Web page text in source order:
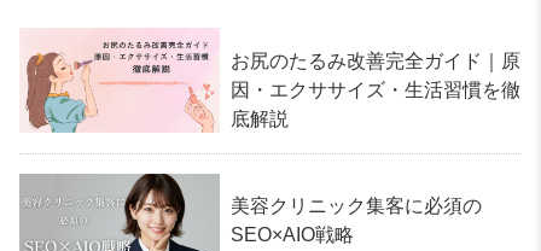
お尻のたるみ改善完全ガイド｜原
因・エクササイズ・生活習慣を徹
底解説
美容クリニック集客に必須の
SEO×AIO戦略